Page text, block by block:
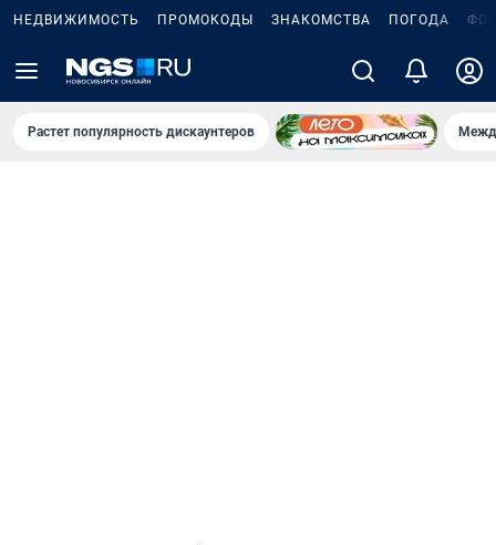
НЕДВИЖИМОСТЬ ПРОМОКОДЫ ЗНАКОМСТВА ПОГОДА
Растет популярность дискаунтеров